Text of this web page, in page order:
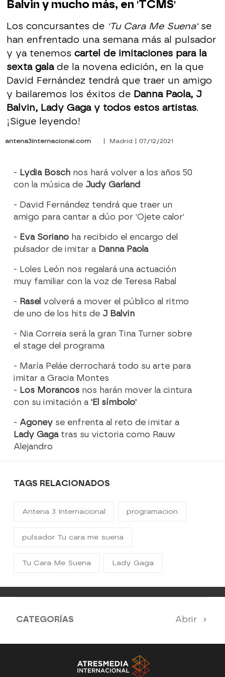
Balvin y mucho más, en 'TCMS'
Los concursantes de 'Tu Cara Me Suena'se
han enfrentado una semana más al pulsador
y ya tenemos cartel de imitaciones para la
sexta gala de la novena edición, en la que
David Fernández tendrá que traer un amigo
y bailaremos los éxitos deDanna Paola, J
Balvin, Lady Gaga y todos estos artistas.
¡Sigue leyendo!
antena3internacional.com | Madrid | 07/12/2021
- Lydia Bosch nos hará volver a los años 50
con la música de Judy Garland
- David Fernández tendrá que traer un
amigo para cantar a dúo por 'Ojete calor'
- Eva Soriano ha recibido el encargo del
pulsador de imitar a Danna Paola
- Loles León nos regalará una actuación
muy familiar con la voz de Teresa Rabal
- Rasel volverá a mover el público al ritmo
de uno de los hits de J Balvin
- Nia Correia será la gran Tina Turner sobre
el stage del programa
- María Peláe derrochará todo su arte para
imitar a Gracia Montes
- Los Morancos nos harán mover la cintura
con su imitación a 'El símbolo'
- Agoney se enfrenta al reto de imitar a
Lady Gagatras su victoria como Rauw
Alejandro
TAGS RELACIONADOS
Antena 3 Internacional programacion
pulsador Tu cara me suena
Tu Cara Me Suena Lady Gaga
CATEGORÍAS Abrir
Antena 3 Noticias El Hormiguero
Tu cara me suena Pasapalabra